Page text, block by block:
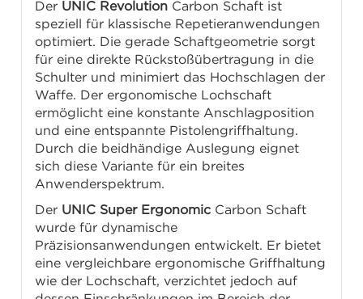
Der UNIC Revolution Carbon Schaft ist
speziell für klassische Repetieranwendungen
optimiert. Die gerade Schaftgeometrie sorgt
für eine direkte Rückstoßübertragung in die
Schulter und minimiert das Hochschlagen der
Waffe. Der ergonomische Lochschaft
ermöglicht eine konstante Anschlagposition
und eine entspannte Pistolengriffhaltung.
Durch die beidhändige Auslegung eignet
sich diese Variante für ein breites
Anwenderspektrum.
Der UNIC Super Ergonomic Carbon Schaft
wurde für dynamische
Präzisionsanwendungen entwickelt. Er bietet
eine vergleichbare ergonomische Griffhaltung
wie der Lochschaft, verzichtet jedoch auf